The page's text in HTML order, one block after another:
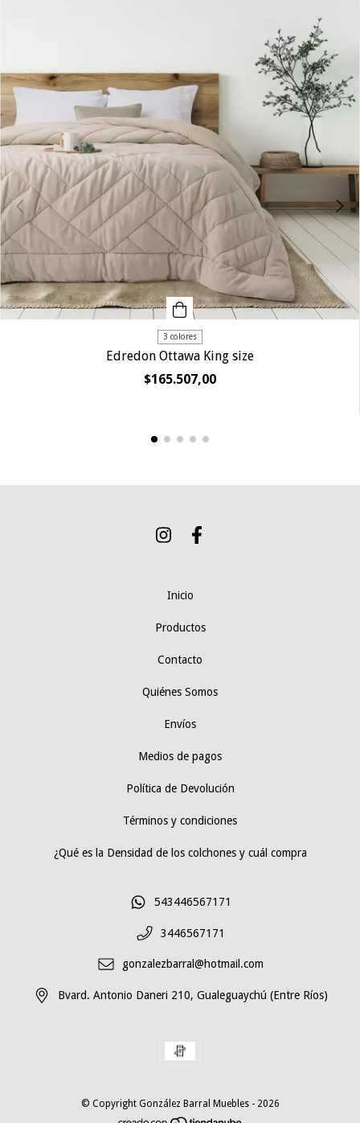
3 colores
Edredon Ottawa King size
$165.507,00
Inicio
Productos
Contacto
Quiénes Somos
Envíos
Medios de pagos
Política de Devolución
Términos y condiciones
¿Qué es la Densidad de los colchones y cuál compra
543446567171
3446567171
gonzalezbarral@hotmail.com
Bvard. Antonio Daneri 210, Gualeguaychú (Entre Ríos)
© Copyright González Barral Muebles - 2026